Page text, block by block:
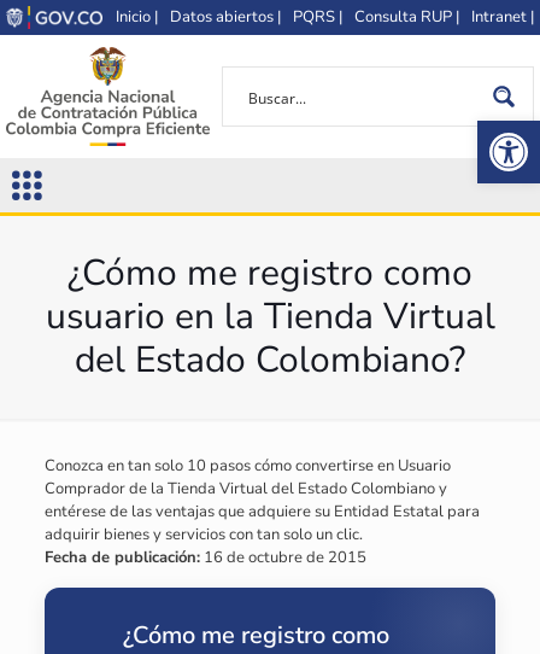
Inicio | Datos abiertos | PQRS | Consulta RUP | Intranet |
¿Cómo me registro como
usuario en la Tienda Virtual
del Estado Colombiano?
Conozca en tan solo 10 pasos cómo convertirse en Usuario
Comprador de la Tienda Virtual del Estado Colombiano y
entérese de las ventajas que adquiere su Entidad Estatal para
adquirir bienes y servicios con tan solo un clic.
Fecha de publicación:16 de octubre de 2015
¿Cómo me registro como